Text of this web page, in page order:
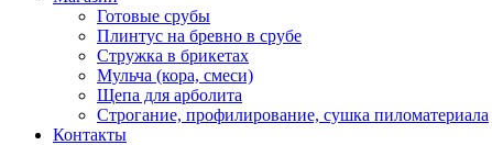
Готовые срубы
Плинтус на бревно в срубе
Стружка в брикетах
Мульча (кора, смеси)
Щепа для арболита
Строгание, профилирование, сушка пиломатериала
Контакты